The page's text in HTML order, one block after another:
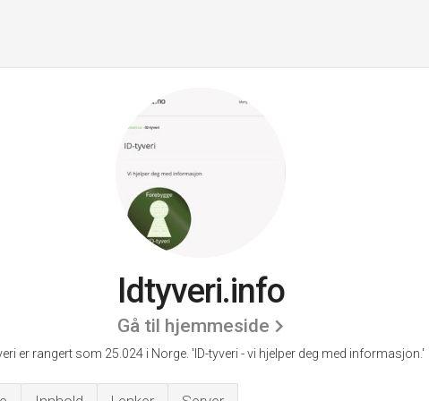
Idtyveri.info
Gå til hjemmeside
er rangert som 25.024 i Norge. 'ID-tyveri - vi hjelper deg med informasjon.'